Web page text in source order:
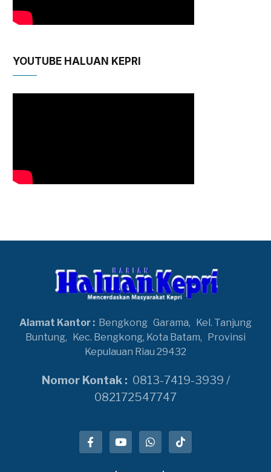
YOUTUBE HALUAN KEPRI
Alamat Kantor : Bengkong Garama, Kel. Tanjung
Buntung, Kec. Bengkong, Kota Batam, Provinsi
Kepulauan Riau 29432
Nomor Kontak : 0813-7419-3939 /
082172547747